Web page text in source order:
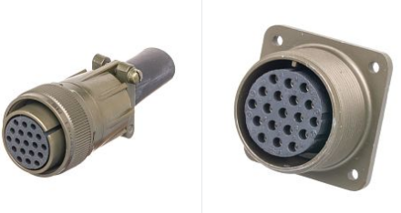
Сравнение В избранное Сравнение